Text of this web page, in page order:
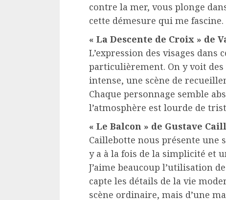
contre la mer, vous plonge
cette démesure qui me fascine.
« La Descente de Croix » de
L’expression des visages
particulièrement. On y voit
intense, une scène de
Chaque personnage semble
l’atmosphère est lourde de
« Le Balcon » de Gustave
Caillebotte nous présente une
y a à la fois de la simplicité et
J’aime beaucoup l’utilisation
capte les détails de la vie
scène ordinaire, mais d’une